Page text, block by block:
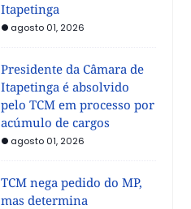
Itapetinga
agosto 01, 2026
Presidente da Câmara de
Itapetinga é absolvido
pelo TCM em processo por
acúmulo de cargos
agosto 01, 2026
TCM nega pedido do MP,
mas determina